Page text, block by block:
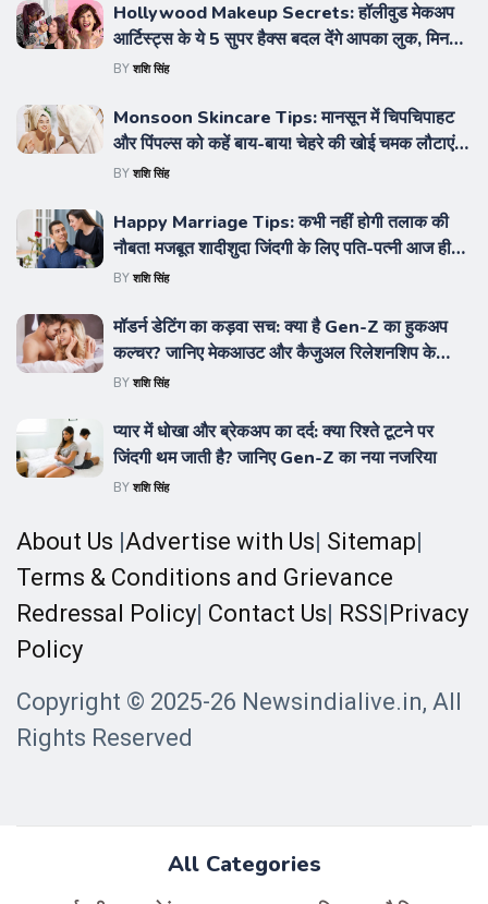
Hollywood Makeup Secrets: हॉलीवुड मेकअप
आर्टिस्ट्स के ये 5 सुपर हैक्स बदल देंगे आपका लुक, मिनटों
में मिलेगा रेड कार्पेट जैसा ग्‍लोइंग निखार
BYशशि सिंह
Monsoon Skincare Tips: मानसून में चिपचिपाहट
और पिंपल्स को कहें बाय-बाय! चेहरे की खोई चमक लौटाएंगे
ये 3 होममेड नेचुरल फेस स्क्रब, दमक उठेगी त्वचा
BYशशि सिंह
Happy Marriage Tips: कभी नहीं होगी तलाक की
नौबत! मजबूत शादीशुदा जिंदगी के लिए पति-पत्नी आज ही
अपनाएं ये गोल्डन रिलेशनशिप रूल्स
BYशशि सिंह
मॉडर्न डेटिंग का कड़वा सच: क्या है Gen-Z का हुकअप
कल्चर? जानिए मेकआउट और कैजुअल रिलेशनशिप के
फायदे
BYशशि सिंह
प्यार में धोखा और ब्रेकअप का दर्द: क्या रिश्ते टूटने पर
जिंदगी थम जाती है? जानिए Gen-Z का नया नजरिया
BYशशि सिंह
About Us Advertise with Us Sitemap
Terms & Conditions and Grievance
Redressal Policy Contact Us RSS Privacy
Policy
Copyright © 2025-26 Newsindialive.in, All
Rights Reserved
All Categories